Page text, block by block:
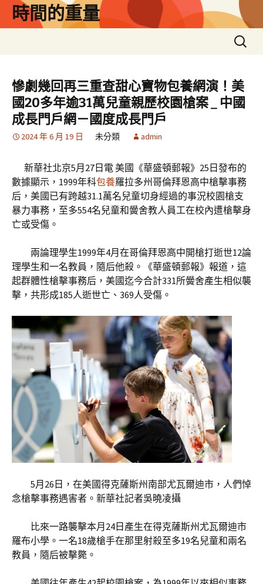
時間的重量
搜
尋
鍵
字:
慘劇幾回再三重查甜心寶物包養網演！美
國20多年逾31萬兒童親歷校園槍案 _ 中國
成長門戶網－國度成長門戶
2024 年 6 月 19 日 未分類 admin
新華社北京5月27日電 美國《華盛頓郵報》25日發布的
數據顯示，1999年科包養羅拉多州哥倫拜恩高中槍擊事務
后，美國已有跨越31.1萬名兒童切身經過的事況校園槍支
暴力事務，至多554名兒童和黌舍教人員工在校內遭槍擊身
亡或受傷。
兩論理學生1999年4月在哥倫拜恩高中開槍打逝世12論
理學生和一名教員，隨后他殺。《華盛頓郵報》報道，這
起群體性槍擊事務后，美國迄今合計331所黌舍產生相似襲
擊，共形成185人逝世亡、369人受傷。
5月26日，在美國得克薩斯州南部尤瓦爾迪市，人們悼
念槍擊事務遇害者。新華社記者吳曉凌攝
比來一路襲擊本月24日產生在得克薩斯州尤瓦爾迪市
羅布小學。一名18歲槍手在那里射殺至多19名兒童和兩名
教員，隨后被擊斃。